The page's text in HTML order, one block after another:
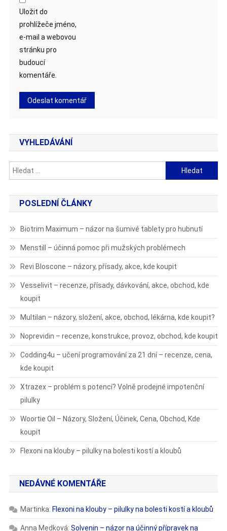
Uložit do
prohlížeče jméno,
e-mail a webovou
stránku pro
budoucí
komentáře.
VYHLEDÁVÁNÍ
Vyhledávání
POSLEDNÍ ČLÁNKY
Biotrim Maximum – názor na šumivé tablety pro hubnutí
Menstill – účinná pomoc při mužských problémech
Revi Bloscone – názory, přísady, akce, kde koupit
Vesselivit – recenze, přísady, dávkování, akce, obchod, kde
koupit
Multilan – názory, složení, akce, obchod, lékárna, kde koupit?
Noprevidin – recenze, konstrukce, provoz, obchod, kde koupit
Codding4u – učení programování za 21 dní – recenze, cena,
kde koupit
Xtrazex – problém s potencí? Volně prodejné impotenční
pilulky
Woortie Oil – Názory, Složení, Účinek, Cena, Obchod, Kde
koupit
Flexoni na klouby – pilulky na bolesti kostí a kloubů
NEDÁVNÉ KOMENTÁŘE
Martinka: Flexoni na klouby – pilulky na bolesti kostí a kloubů
Anna Medková: Solvenin – názor na účinný přípravek na